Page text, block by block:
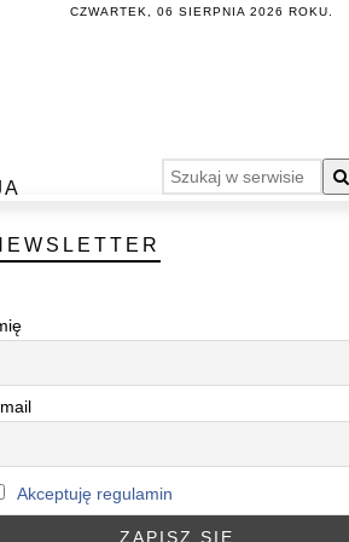
CZWARTEK, 06 SIERPNIA 2026 ROKU.
Akceptuję regulamin